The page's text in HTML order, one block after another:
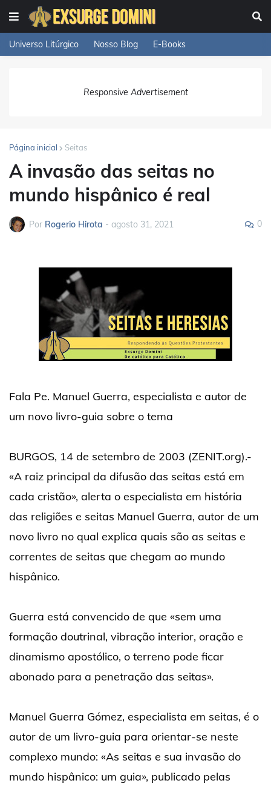
Universo Litúrgico Nosso Blog E-Books
Responsive Advertisement
Página inicial Seitas
A invasão das seitas no
mundo hispânico é real
Por Rogerio Hirota - agosto 31, 2021 0
Fala Pe. Manuel Guerra, especialista e autor de
um novo livro-guia sobre o tema
BURGOS, 14 de setembro de 2003 (ZENIT.org).-
«A raiz principal da difusão das seitas está em
cada cristão», alerta o especialista em história
das religiões e seitas Manuel Guerra, autor de um
novo livro no qual explica quais são as seitas e
correntes de seitas que chegam ao mundo
hispânico.
Guerra está convencido de que «sem uma
formação doutrinal, vibração interior, oração e
dinamismo apostólico, o terreno pode ficar
abonado para a penetração das seitas».
Manuel Guerra Gómez, especialista em seitas, é o
autor de um livro-guia para orientar-se neste
complexo mundo: «As seitas e sua invasão do
mundo hispânico: um guia», publicado pelas